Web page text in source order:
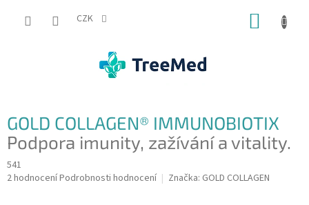
CZK
GOLD COLLAGEN® IMMUNOBIOTIX
Podpora imunity, zažívání a vitality.
541
Průměrné
2 hodnoceníPodrobnosti hodnocení Značka: GOLD COLLAGEN